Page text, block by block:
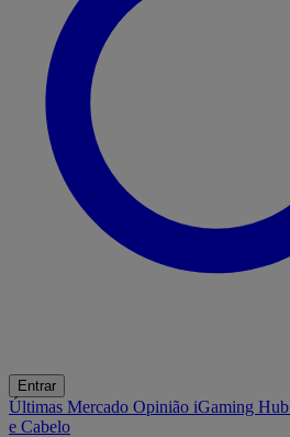
Entrar
Últimas Mercado Opinião iGaming Hub
e Cabelo